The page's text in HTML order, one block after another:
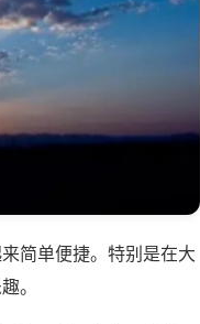
简单便捷。特别是在大
。